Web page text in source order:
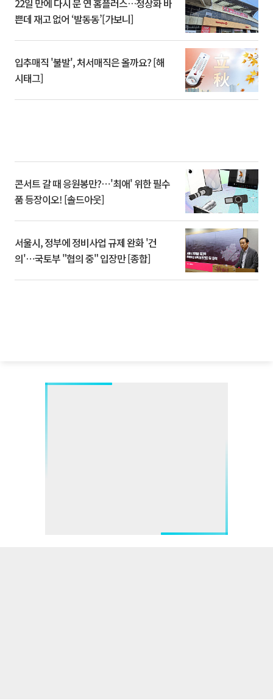
22일 만에 다시 문 연 홈플러스…정상화 바
쁜데 재고 없어 ‘발동동’[가보니]
입추매직 '불발', 처서매직은 올까요? [해
시태그]
콘서트 갈 때 응원봉만?⋯'최애' 위한 필수
품 등장이오! [솔드아웃]
서울시, 정부에 정비사업 규제 완화 '건
의'⋯국토부 "협의 중" 입장만 [종합]